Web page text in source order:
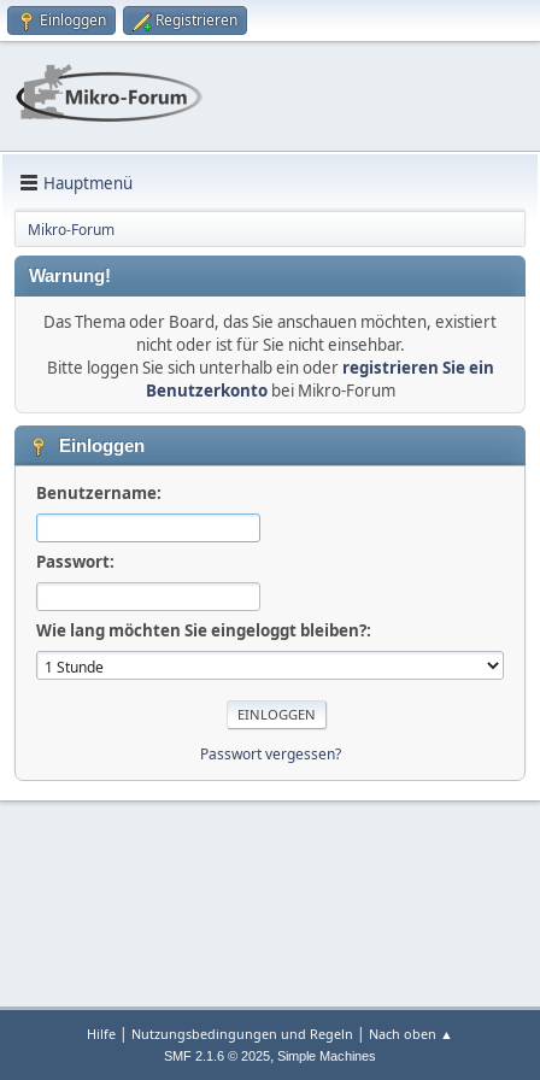
Einloggen Registrieren
Hauptmenü
Mikro-Forum
Warnung!
Das Thema oder Board, das Sie anschauen möchten, existiert
nicht oder ist für Sie nicht einsehbar.
Bitte loggen Sie sich unterhalb ein oder registrieren Sie ein
Benutzerkontobei Mikro-Forum
Einloggen
Benutzername:
Passwort:
Wie lang möchten Sie eingeloggt bleiben?:
Passwort vergessen?
Hilfe | Nutzungsbedingungen und Regeln | Nach oben ▲
SMF 2.1.6 © 2025, Simple Machines